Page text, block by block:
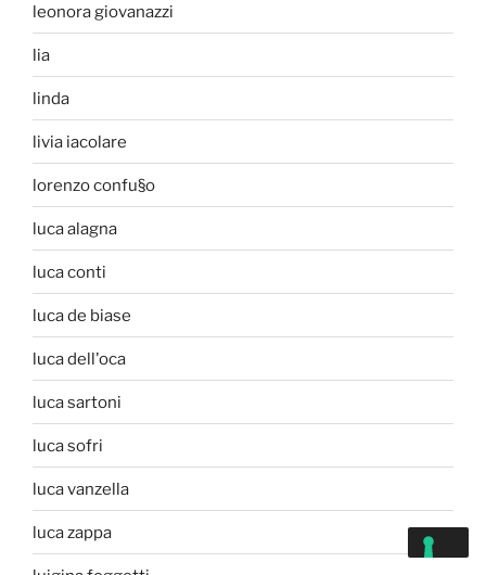
leonora giovanazzi
lia
linda
livia iacolare
lorenzo confu§o
luca alagna
luca conti
luca de biase
luca dell'oca
luca sartoni
luca sofri
luca vanzella
luca zappa